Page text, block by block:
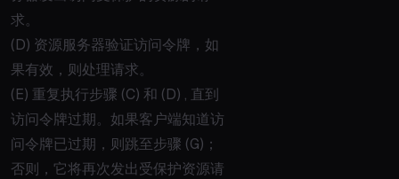
求。
(D) 资源服务器验证访问令牌，如
果有效，则处理请求。
(E) 重复执行步骤 (C) 和 (D) , 直到
访问令牌过期。如果客户端知道访
问令牌已过期，则跳至步骤 (G)；
否则，它将再次发出受保护资源请